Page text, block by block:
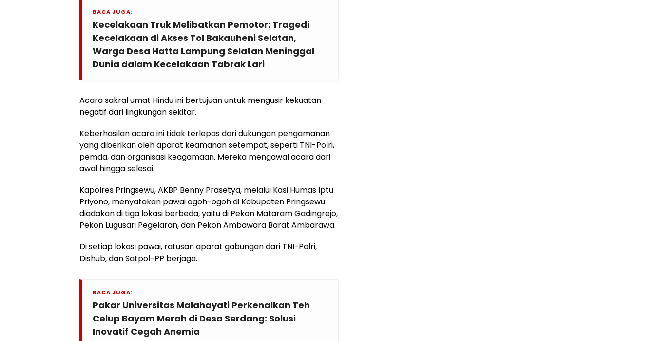
BACA JUGA:
Kecelakaan Truk Melibatkan Pemotor: Tragedi
Kecelakaan di Akses Tol Bakauheni Selatan,
Warga Desa Hatta Lampung Selatan Meninggal
Dunia dalam Kecelakaan Tabrak Lari
Acara sakral umat Hindu ini bertujuan untuk mengusir kekuatan
negatif dari lingkungan sekitar.
Keberhasilan acara ini tidak terlepas dari dukungan pengamanan
yang diberikan oleh aparat keamanan setempat, seperti TNI-Polri,
pemda, dan organisasi keagamaan. Mereka mengawal acara dari
awal hingga selesai.
Kapolres Pringsewu, AKBP Benny Prasetya, melalui Kasi Humas Iptu
Priyono, menyatakan pawai ogoh-ogoh di Kabupaten Pringsewu
diadakan di tiga lokasi berbeda, yaitu di Pekon Mataram Gadingrejo,
Pekon Lugusari Pegelaran, dan Pekon Ambawara Barat Ambarawa.
Di setiap lokasi pawai, ratusan aparat gabungan dari TNI-Polri,
Dishub, dan Satpol-PP berjaga.
BACA JUGA:
Pakar Universitas Malahayati Perkenalkan Teh
Celup Bayam Merah di Desa Serdang: Solusi
Inovatif Cegah Anemia